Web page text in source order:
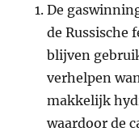
De
de Russische
blijven
verhelpen
makkelijk
waardoor de